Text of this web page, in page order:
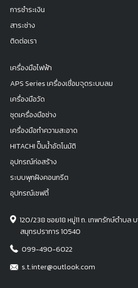
การชำระเงิน
สาระช่าง
ติดต่อเรา
เครื่องมือไฟฟ้า
APS Series เครื่องเชื่อมจุดระบบลม
เครื่องมือวัด
ชุดเครื่องมือช่าง
เครื่องมือทำความสะอาด
HITACHI ปั๊มน้ำอัตโนมัติ
อุปกรณ์ก่อสร้าง
ระบบพุกฝังคอนกรีต
อุปกรณ์เซฟตี้
120/238 ซอย18 หมู่11 ถ. เทพารักษ์ตำบล
สมุทรปราการ 10540
099-490-6022
s.t.inter@outlook.com